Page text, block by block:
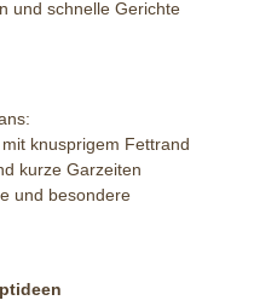
und schnelle Gerichte
knusprigem Fettrand
kurze Garzeiten
und besondere